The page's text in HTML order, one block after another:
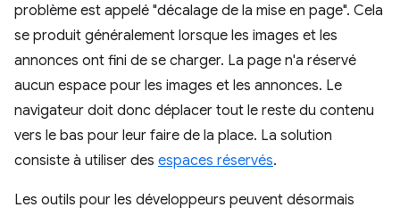
problème est appelé "décalage de la mise en page". Cela
se produit généralement lorsque les images et les
annonces ont fini de se charger. La page n'a réservé
aucun espace pour les images et les annonces. Le
navigateur doit donc déplacer tout le reste du contenu
vers le bas pour leur faire de la place. La solution
consiste à utiliser des espaces réservés.
Les outils pour les développeurs peuvent désormais